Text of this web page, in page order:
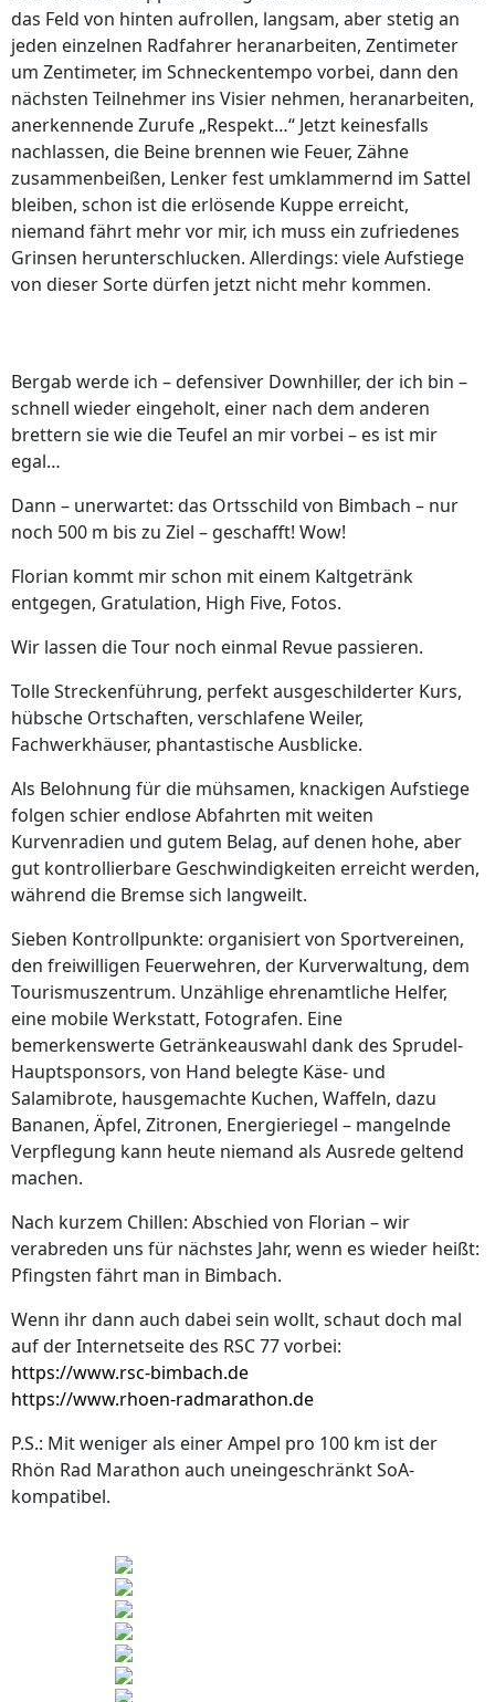
das Feld von hinten aufrollen, langsam, aber stetig an
jeden einzelnen Radfahrer heranarbeiten, Zentimeter
um Zentimeter, im Schneckentempo vorbei, dann den
nächsten Teilnehmer ins Visier nehmen, heranarbeiten,
anerkennende Zurufe „Respekt…“ Jetzt keinesfalls
nachlassen, die Beine brennen wie Feuer, Zähne
zusammenbeißen, Lenker fest umklammernd im Sattel
bleiben, schon ist die erlösende Kuppe erreicht,
niemand fährt mehr vor mir, ich muss ein zufriedenes
Grinsen herunterschlucken. Allerdings: viele Aufstiege
von dieser Sorte dürfen jetzt nicht mehr kommen.
Bergab werde ich – defensiver Downhiller, der ich bin –
schnell wieder eingeholt, einer nach dem anderen
brettern sie wie die Teufel an mir vorbei – es ist mir
egal…
Dann – unerwartet: das Ortsschild von Bimbach – nur
noch 500 m bis zu Ziel – geschafft! Wow!
Florian kommt mir schon mit einem Kaltgetränk
entgegen, Gratulation, High Five, Fotos.
Wir lassen die Tour noch einmal Revue passieren.
Tolle Streckenführung, perfekt ausgeschilderter Kurs,
hübsche Ortschaften, verschlafene Weiler,
Fachwerkhäuser, phantastische Ausblicke.
Als Belohnung für die mühsamen, knackigen Aufstiege
folgen schier endlose Abfahrten mit weiten
Kurvenradien und gutem Belag, auf denen hohe, aber
gut kontrollierbare Geschwindigkeiten erreicht werden,
während die Bremse sich langweilt.
Sieben Kontrollpunkte: organisiert von Sportvereinen,
den freiwilligen Feuerwehren, der Kurverwaltung, dem
Tourismuszentrum. Unzählige ehrenamtliche Helfer,
eine mobile Werkstatt, Fotografen. Eine
bemerkenswerte Getränkeauswahl dank des Sprudel-
Hauptsponsors, von Hand belegte Käse- und
Salamibrote, hausgemachte Kuchen, Waffeln, dazu
Bananen, Äpfel, Zitronen, Energieriegel – mangelnde
Verpflegung kann heute niemand als Ausrede geltend
machen.
Nach kurzem Chillen: Abschied von Florian – wir
verabreden uns für nächstes Jahr, wenn es wieder heißt:
Pfingsten fährt man in Bimbach.
Wenn ihr dann auch dabei sein wollt, schaut doch mal
auf der Internetseite des RSC 77 vorbei:
https://www.rsc-bimbach.de
https://www.rhoen-radmarathon.de
P.S.: Mit weniger als einer Ampel pro 100 km ist der
Rhön Rad Marathon auch uneingeschränkt SoA-
kompatibel.